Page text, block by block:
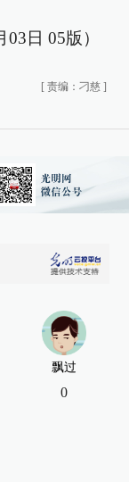
日 05版）
[ 责编：刁慈 ]
飘过
0